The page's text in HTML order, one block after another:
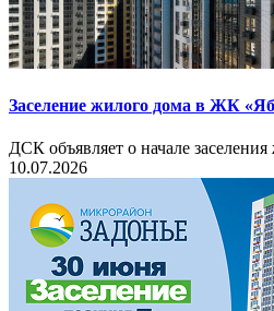
Заселение жилого дома в ЖК
ДСК объявляет о начале
10.07.2026